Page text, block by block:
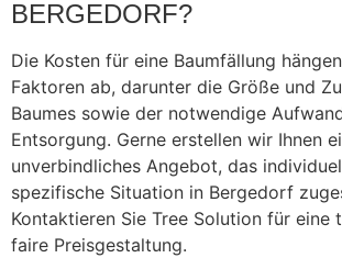
BERGEDORF?
Die Kosten für eine Baumfällung
Faktoren ab, darunter die Größe und
Baumes sowie der notwendige
Entsorgung. Gerne erstellen wir Ihnen
unverbindliches Angebot, das
spezifische Situation in Bergedorf
Kontaktieren Sie Tree Solution für eine
faire Preisgestaltung.